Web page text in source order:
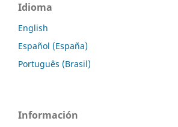
Idioma
English
Español (España)
Português (Brasil)
Información